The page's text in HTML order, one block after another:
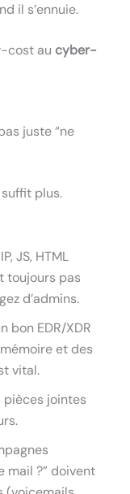
il s’ennuie.
cost au cyber-
juste “ne
suffit plus.
JS, HTML
toujours pas
d’admins.
bon EDR/XDR
et des
vital.
pièces jointes
mail ?” doivent